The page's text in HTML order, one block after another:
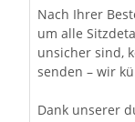
Nach Ihrer
um alle
unsicher sind,
senden – wir
Dank unserer